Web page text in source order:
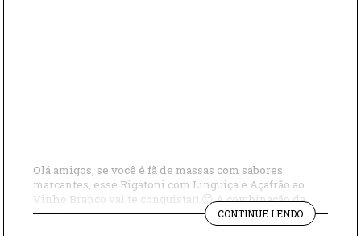
Olá amigos, se você é fã de massas com sabores
marcantes, esse Rigatoni com Linguiça e Açafrão ao
Vinho Branco vai te conquistar! 😍 A combinação da
linguiça toscana com a picante cria um equilíbrio
perfeito entre sabor e intensidade, enquanto o toque de
CONTINUE LENDO"RIGATONI
COM